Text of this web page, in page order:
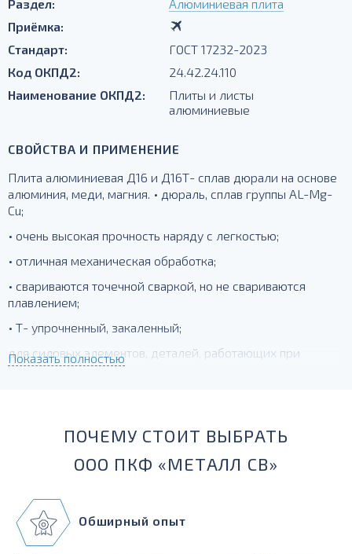
Раздел:
Алюминиевая плита
Приёмка:
Стандарт:
ГОСТ 17232-2023
Код ОКПД2:
24.42.24.110
Наименование ОКПД2:
Плиты и листы
алюминиевые
СВОЙСТВА И ПРИМЕНЕНИЕ
Плита алюминиевая Д16 и Д16Т- сплав дюрали на основе
алюминия, меди, магния. • дюраль, сплав группы AL-Mg-
Cu;
• очень высокая прочность наряду с легкостью;
• отличная механическая обработка;
• свариваются точечной сваркой, но не свариваются
плавлением;
• Т- упрочненный, закаленный;
для силовых элементов, деталей, работающих при
температурах до -230 град.
Показать полностью
ПОЧЕМУ СТОИТ ВЫБРАТЬ
ООО ПКФ «МЕТАЛЛ СВ»
Обширный опыт